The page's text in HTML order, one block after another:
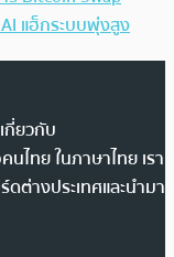
แฮ็กระบบพุ่งสูง
กี่ยวกับ
ไทย ในภาษาไทย เรา
ต่างประเทศและนำมา